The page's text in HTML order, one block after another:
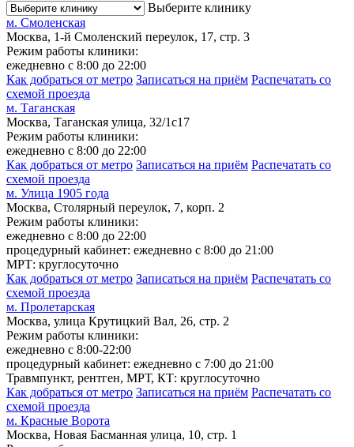
Выберите клинику
м. Смоленская
Москва, 1-й Смоленский переулок, 17, стр. 3
Режим работы клиники:
ежедневно с 8:00 до 22:00
Как добраться от метро Записаться на приём Распечатать со
схемой проезда
м. Таганская
Москва, Таганская улица, 32/1с17
Режим работы клиники:
ежедневно с 8:00 до 22:00
Как добраться от метро Записаться на приём Распечатать со
схемой проезда
м. Улица 1905 года
Москва, Столярный переулок, 7, корп. 2
Режим работы клиники:
ежедневно с 8:00 до 22:00
процедурный кабинет: ежедневно с 8:00 до 21:00
МРТ: круглосуточно
Как добраться от метро Записаться на приём Распечатать со
схемой проезда
м. Пролетарская
Москва, улица Крутицкий Вал, 26, стр. 2
Режим работы клиники:
ежедневно с 8:00-22:00
процедурный кабинет: ежедневно с 7:00 до 21:00
Травмпункт, рентген, МРТ, КТ: круглосуточно
Как добраться от метро Записаться на приём Распечатать со
схемой проезда
м. Красные Ворота
Москва, Новая Басманная улица, 10, стр. 1